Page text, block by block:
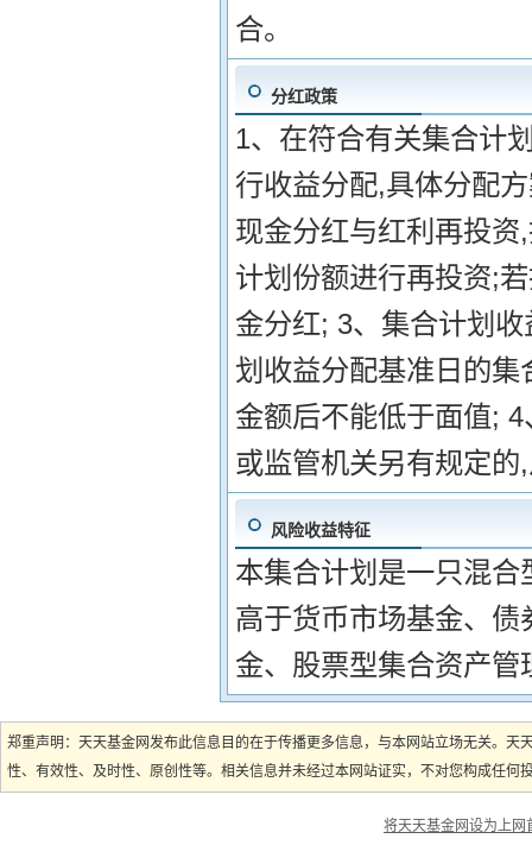
合。
分红政策
1、在符合有关集合计
行收益分配,具体分配
现金分红与红利再投
计划份额进行再投资;
金分红; 3、集合计划
划收益分配基准日的
金额后不能低于面值;
或监管机关另有规定的
风险收益特征
本集合计划是一只混
高于货币市场基金、
金、股票型集合资产管
郑重声明：天天基金网发布此信息目的在于传播更多信息，与本网站立场无关。
性、有效性、及时性、原创性等。相关信息并未经过本网站证实，不对您构成任
将天天基金网设为上网